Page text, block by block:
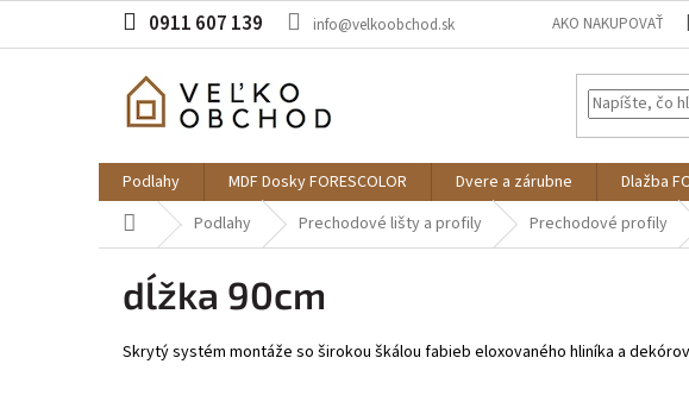
obsah
0911 607 139 info@velkoobchod.sk AKO NAKUPOVAŤ
Podlahy MDF Dosky FORESCOLOR Dvere a zárubne Dlažba
DomovPodlahy Prechodové lišty a profily Prechodové profily
dĺžka 90cm
Skrytý systém montáže so širokou škálou fabieb eloxovaného hliníka a